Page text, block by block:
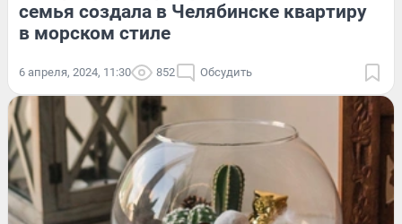
семья создала в Челябинске квартиру
в морском стиле
6 апреля, 2024, 11:30 852 Обсудить